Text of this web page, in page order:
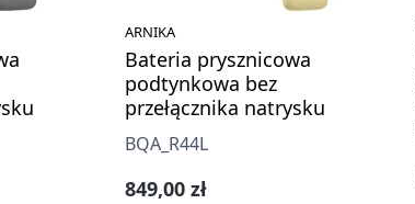
ARNIKA
Bateria prysznicowa
podtynkowa bez
przełącznika natrysku
BQA_R44L
Cena regularna:
849,00 zł